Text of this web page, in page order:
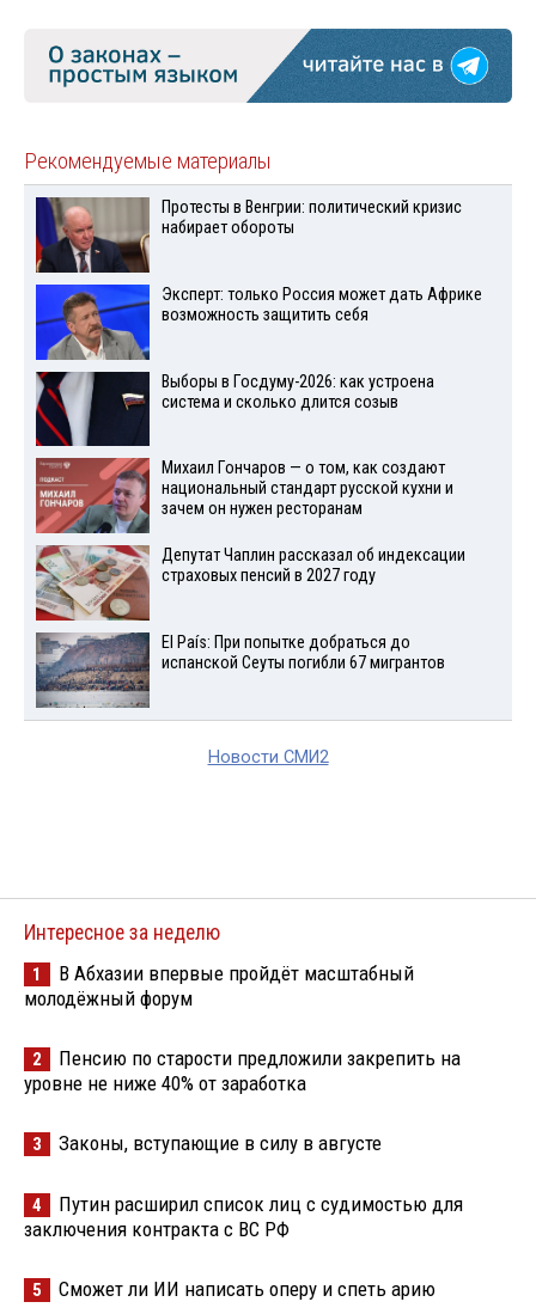
Рекомендуемые материалы
Протесты в Венгрии: политический кризис
набирает обороты
Эксперт: только Россия может дать Африке
возможность защитить себя
Выборы в Госдуму-2026: как устроена
система и сколько длится созыв
Михаил Гончаров — о том, как создают
национальный стандарт русской кухни и
зачем он нужен ресторанам
Депутат Чаплин рассказал об индексации
страховых пенсий в 2027 году
El País: При попытке добраться до
испанской Сеуты погибли 67 мигрантов
Новости СМИ2
Интересное за неделю
1
В Абхазии впервые пройдёт масштабный
молодёжный форум
2
Пенсию по старости предложили закрепить на
уровне не ниже 40% от заработка
3 Законы, вступающие в силу в августе
4
Путин расширил список лиц с судимостью для
заключения контракта с ВС РФ
5 Сможет ли ИИ написать оперу и спеть арию